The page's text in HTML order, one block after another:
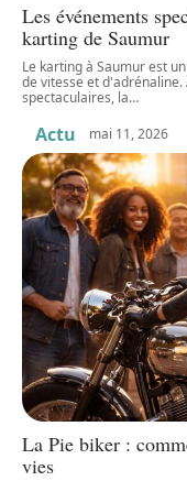
Les événements
karting de Saumur
Le karting à Saumur est
de vitesse et
spectaculaires, la…
Actu mai 11, 2026
La Pie biker :
vies